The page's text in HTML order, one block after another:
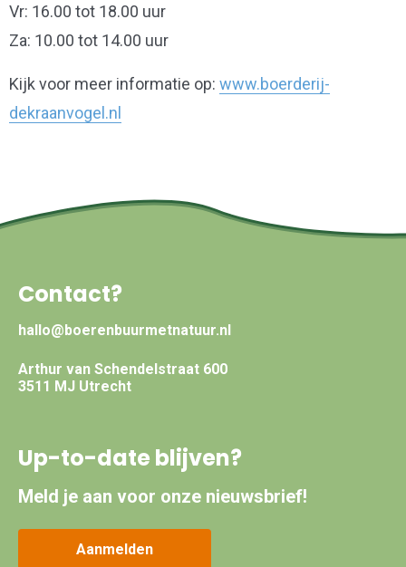
Vr: 16.00 tot 18.00 uur
Za: 10.00 tot 14.00 uur
Kijk voor meer informatie op: www.boerderij-
dekraanvogel.nl
Contact?
hallo@boerenbuurmetnatuur.nl
Arthur van Schendelstraat 600
3511 MJ Utrecht
Up-to-date blijven?
Meld je aan voor onze nieuwsbrief!
Aanmelden